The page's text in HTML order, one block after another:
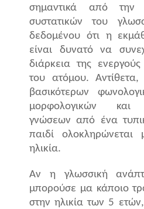
σημαντικά από την
συστατικών του
δεδομένου ότι η
είναι δυνατό να
διάρκεια της
του ατόμου.
βασικότερων
μορφολογικών και
γνώσεων από ένα
παιδί ολοκληρώνεται
ηλικία.
Αν η γλωσσική
μπορούσε μα κάποιο
στην ηλικία των 5